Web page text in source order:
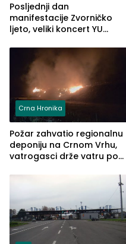
Posljednji dan
manifestacije Zvorničko
ljeto, veliki koncert YU
ove godine
Crna Hronika
Požar zahvatio regionalnu
deponiju na Crnom Vrhu,
vatrogasci drže vatru pod